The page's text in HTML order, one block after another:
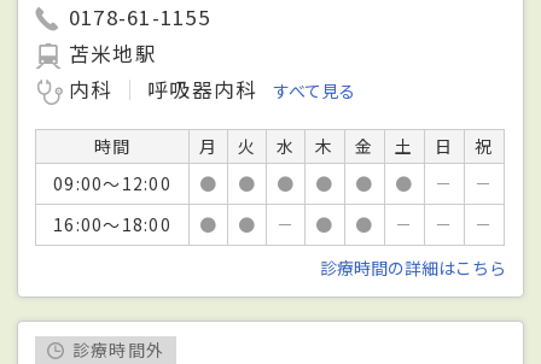
0178-61-1155
苫米地駅
内科
呼吸器内科 すべて見る
時間 月 火 水 木 金 土 日
祝
09:00～12:00
● ● ● ● ● ● －
－
16:00～18:00
● ● － ● ● － －
－
診療時間の詳細はこちら
診療時間外